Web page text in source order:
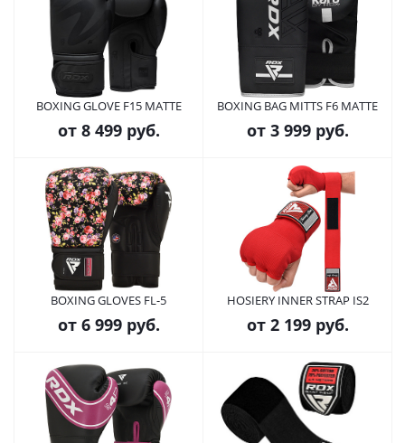
BOXING GLOVE F15 MATTE
от 8 499 руб.
BOXING BAG MITTS F6 MATTE
от 3 999 руб.
BOXING GLOVES FL-5
от 6 999 руб.
HOSIERY INNER STRAP IS2
от 2 199 руб.